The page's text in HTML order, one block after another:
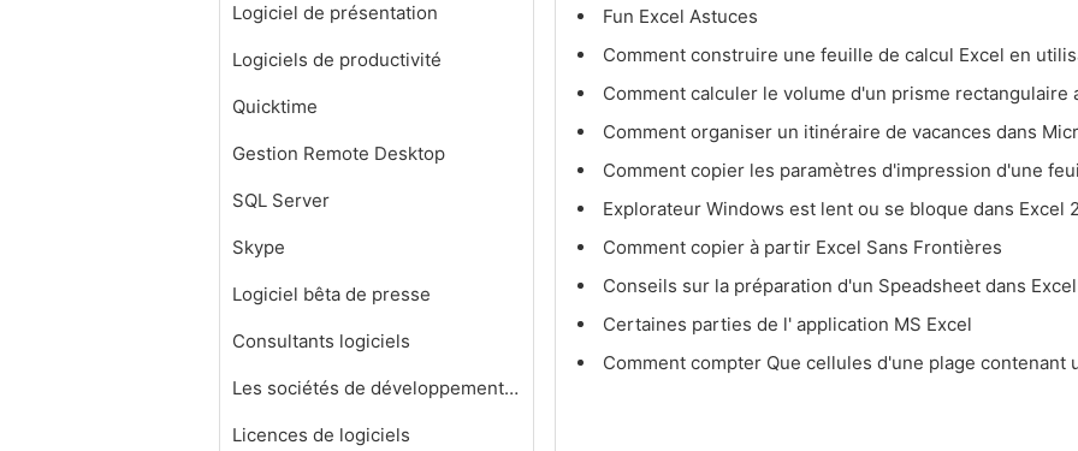
Logiciel de présentation
Logiciels de productivité
Quicktime
Gestion Remote Desktop
SQL Server
Skype
Logiciel bêta de presse
Consultants logiciels
Les sociétés de développement de logiciels
Licences de logiciels
Fun Excel Astuces
Comment construire une feuille de calcul Excel en
Comment calculer le volume d'un prisme rectangulaire
Comment organiser un itinéraire de vacances dans
Comment copier les paramètres d'impression d'une
Explorateur Windows est lent ou se bloque dans Excel
Comment copier à partir Excel Sans Frontières
Conseils sur la préparation d'un Speadsheet dans
Certaines parties de l' application MS Excel
Comment compter Que cellules d'une plage contenant